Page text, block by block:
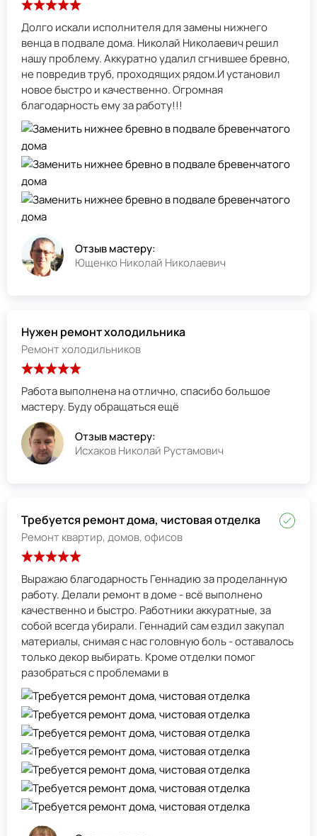
Долго искали исполнителя для замены нижнего
венца в подвале дома. Николай Николаевич решил
нашу проблему. Аккуратно удалил сгнившее бревно,
не повредив труб, проходящих рядом.И установил
новое быстро и качественно. Огромная
благодарность ему за работу!!!
Отзыв мастеру:
Ющенко Николай Николаевич
Нужен ремонт холодильника
Ремонт холодильников
Работа выполнена на отлично, спасибо большое
мастеру. Буду обращаться ещё
Отзыв мастеру:
Исхаков Николай Рустамович
Требуется ремонт дома, чистовая отделка
Ремонт квартир, домов, офисов
Выражаю благодарность Геннадию за проделанную
работу. Делали ремонт в доме - всё выполнено
качественно и быстро. Работники аккуратные, за
собой всегда убирали. Геннадий сам ездил закупал
материалы, снимая с нас головную боль - оставалось
только декор выбирать. Кроме отделки помог
разобраться с проблемами в